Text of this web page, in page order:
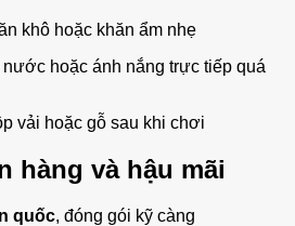
khô hoặc khăn ẩm nhẹ
hoặc ánh nắng trực tiếp quá
vải hoặc gỗ sau khi chơi
hàng và hậu mãi
quốc, đóng gói kỹ càng